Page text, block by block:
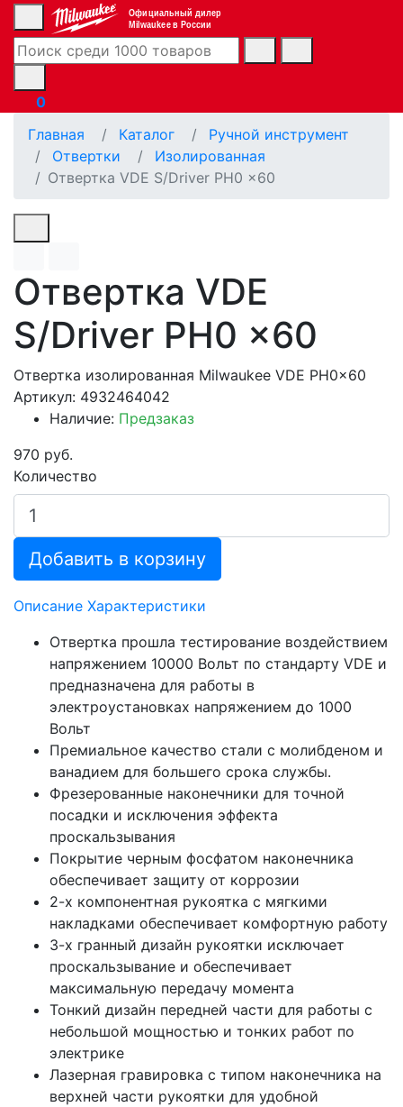
Официальный дилер
Milwaukee в России
0
Главная
Каталог
Ручной инструмент
Отвертки
Изолированная
Отвертка VDE S/Driver PH0 x60
Отвертка VDE
S/Driver PH0 x60
Отвертка изолированная Milwaukee VDE PH0x60
Артикул: 4932464042
Наличие: Предзаказ
970 руб.
Количество
Добавить в корзину
Описание Характеристики
Отвертка прошла тестирование воздействием
напряжением 10000 Вольт по стандарту VDE и
предназначена для работы в
электроустановках напряжением до 1000
Вольт
Премиальное качество стали с молибденом и
ванадием для большего срока службы.
Фрезерованные наконечники для точной
посадки и исключения эффекта
проскальзывания
Покрытие черным фосфатом наконечника
обеспечивает защиту от коррозии
2-х компонентная рукоятка с мягкими
накладками обеспечивает комфортную работу
3-х гранный дизайн рукоятки исключает
проскальзывание и обеспечивает
максимальную передачу момента
Тонкий дизайн передней части для работы с
небольшой мощностью и тонких работ по
электрике
Лазерная гравировка с типом наконечника на
верхней части рукоятки для удобной